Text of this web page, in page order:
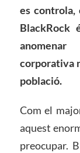
es controla,
BlackRock
corporativa
població.
Com el
aquest
preocupar.